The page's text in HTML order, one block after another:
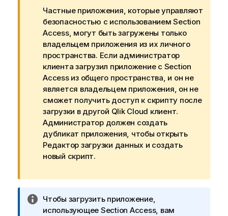
а
н
и
е
к
п
р
е
д
у
п
р
е
ж
д
и
ю
Частные приложения, которые управляют
безопасностью с использованиемSection
Access, могут быть загружены только
владельцем приложения из их личного
пространства. Если администратор
клиента загрузил приложение с Section
Access из общего пространства, и он не
является владельцем приложения, он не
сможет получить доступ к скрипту после
загрузки в другой Qlik Cloud клиент.
Администратор должен создать
дубликат приложения, чтобы открыть
Редактор загрузки данных и создать
новый скрипт.
П
р
Чтобы загрузить приложение,
использующее Section Access, вам